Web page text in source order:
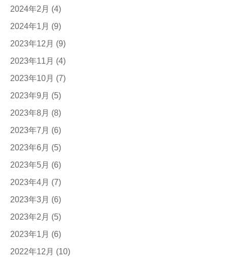
2024年2月 (4)
2024年1月 (9)
2023年12月 (9)
2023年11月 (4)
2023年10月 (7)
2023年9月 (5)
2023年8月 (8)
2023年7月 (6)
2023年6月 (5)
2023年5月 (6)
2023年4月 (7)
2023年3月 (6)
2023年2月 (5)
2023年1月 (6)
2022年12月 (10)